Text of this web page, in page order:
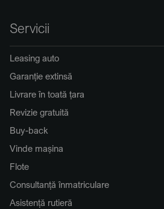
Servicii
Leasing auto
Garanție extinsă
Livrare în toată țara
Revizie gratuită
Buy-back
Vinde mașina
Flote
Consultanță înmatriculare
Asistență rutieră